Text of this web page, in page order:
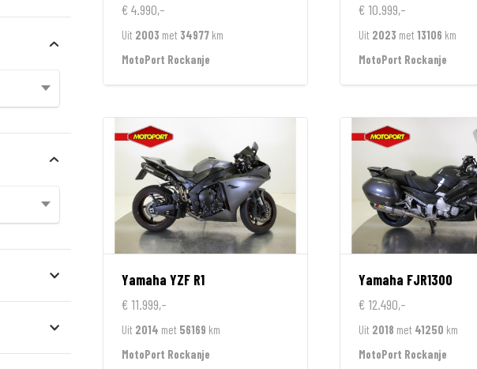
€ 4.990,-
Uit 2003 met 34977km
MotoPort Rockanje
€ 10.999,-
Uit 2023 met 13106 km
MotoPort Rockanje
Yamaha YZF R1
€ 11.999,-
Uit 2014 met 56169 km
MotoPort Rockanje
Yamaha FJR1300
€ 12.490,-
Uit 2018 met 41250 km
MotoPort Rockanje